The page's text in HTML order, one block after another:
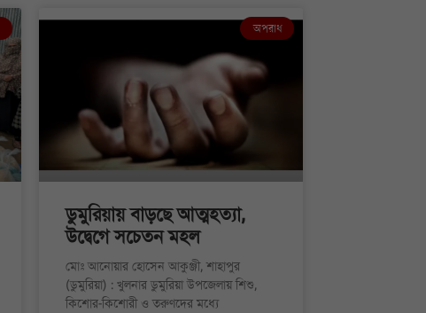
অপরাধ
ডুমুরিয়ায় বাড়ছে আত্মহত্যা,
উদ্বেগে সচেতন মহল
মোঃ আনোয়ার হোসেন আকুঞ্জী, শাহাপুর
(ডুমুরিয়া) : খুলনার ডুমুরিয়া উপজেলায় শিশু,
কিশোর-কিশোরী ও তরুণদের মধ্যে